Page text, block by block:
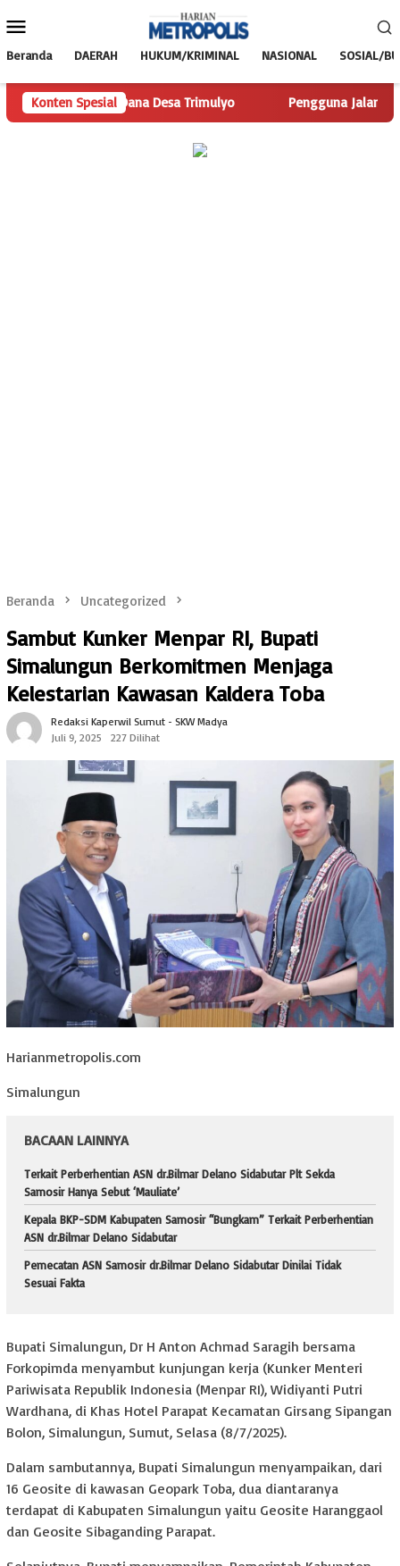
ke
Mobile
Beranda DAERAH HUKUM/KRIMINAL NASIONAL SOSIAL/
Konten Spesial
Dana Desa Trimulyo Pengguna Jalan Iskandar
Beranda Uncategorized
Sambut Kunker Menpar RI, Bupati
Simalungun Berkomitmen Menjaga
Kelestarian Kawasan Kaldera Toba
Redaksi Kaperwil Sumut - SKW Madya
Juli 9, 2025
227 Dilihat
Harianmetropolis.com
Simalungun
BACAAN LAINNYA
Terkait Perberhentian ASN dr.Bilmar Delano Sidabutar Plt Sekda
Samosir Hanya Sebut ‘Mauliate’
Kepala BKP-SDM Kabupaten Samosir “Bungkam” Terkait Perberhentian
ASN dr.Bilmar Delano Sidabutar
Pemecatan ASN Samosir dr.Bilmar Delano Sidabutar Dinilai Tidak
Sesuai Fakta
Bupati Simalungun, Dr H Anton Achmad Saragih bersama
Forkopimda menyambut kunjungan kerja (Kunker Menteri
Pariwisata Republik Indonesia (Menpar RI), Widiyanti Putri
Wardhana, di Khas Hotel Parapat Kecamatan Girsang Sipangan
Bolon, Simalungun, Sumut, Selasa (8/7/2025).
Dalam sambutannya, Bupati Simalungun menyampaikan, dari
16 Geosite di kawasan Geopark Toba, dua diantaranya
terdapat di Kabupaten Simalungun yaitu Geosite Haranggaol
dan Geosite Sibaganding Parapat.